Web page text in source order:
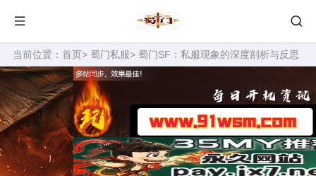
当前位置： 首页> 蜀门私服> 蜀门SF：私服现象的深度剖析与反思